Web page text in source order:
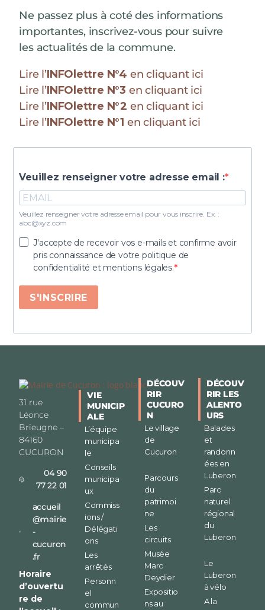
Ne passez plus à coté des informations
importantes, inscrivez-vous pour suivre
les actualités de la commune.
Lire l’INFOlettre N°4 en cliquant ici
Lire l’INFOlettre N°3 en cliquant ici
Lire l’INFOlettre N°2 en cliquant ici
Lire l’INFOlettre N°1 en cliquant ici
Veuillez renseigner votre adresse email :
Veuillez renseigner votre adresse email pour vous inscrire. Ex. :
abc@xyz.com
J'accepte de recevoir vos e-mails et confirme avoir
pris connaissance de votre politique de
confidentialité et mentions légales.
S'INSCRIRE
31 rue
Léonce
Brieugne –
84160
CUCURON
04 90
77 22 01
accueil
@mairie
-
cucuron
.fr
Horaire
d’ouvertu
re de
VIE
MUNICIP
ALE
L’équipe
municipa
le
Conseils
municipa
ux
Commiss
ions /
Délégati
ons
Les
arrêtés
Personn
el
commun
DÉCOUV
RIR
CUCURO
N
Le village
de
Cucuron
Parcours
du
patrimoi
ne
Les
circuits
Musée
Marc
Deydier
Expositio
ns au
DÉCOUV
RIR LES
ALENTO
URS
Balades
et
randonn
ées en
Luberon
Parc
naturel
régional
du
Luberon
Le
Luberon
à vélo
A la